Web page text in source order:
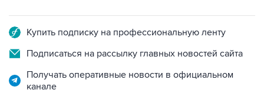
Купить подписку на профессиональную ленту
Подписаться на рассылку главных новостей сайта
Получать оперативные новости в официальном
канале